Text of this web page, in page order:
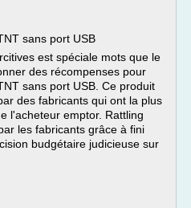
sans port USB
est spéciale mots que le
des récompenses pour
sans port USB. Ce produit
des fabricants qui ont la plus
l'acheteur emptor. Rattling
les fabricants grâce à fini
budgétaire judicieuse sur